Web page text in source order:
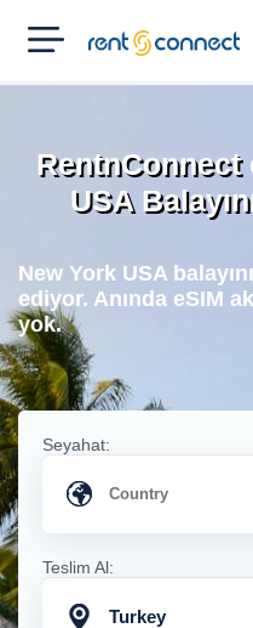
RENT'N
CONNECT
RentnConnect
USA
New York USA
ediyor. Anında eSIM
yok.
Seyahat:
Teslim Al:
Turkey